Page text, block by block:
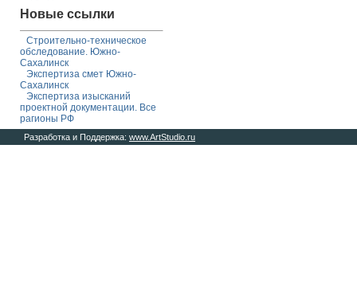
Новые ссылки
Строительно-техническое
обследование. Южно-
Сахалинск
Экспертиза смет Южно-
Сахалинск
Экспертиза изысканий
проектной документации. Все
рагионы РФ
Разработка и Поддержка: www.ArtStudio.ru